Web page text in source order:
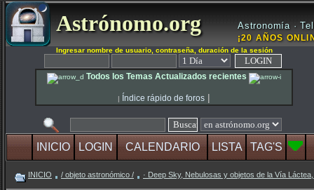
Astrónomo.org Astronomía ·
¡20 AÑOS
Ingresar nombre de usuario, contraseña, duración de la sesión
Todos los Temas Actualizados recientes
| Índice rápido de foros |
INICIO LOGIN CALENDARIO LISTA TAG'S
INICIO / objeto astronómico / · Deep Sky, Nebulosas y objetos de la Vía